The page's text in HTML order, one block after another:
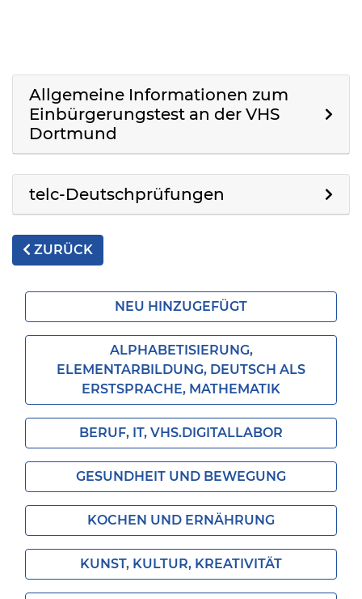
Allgemeine Informationen zum
Einbürgerungstest an der VHS
Dortmund
telc-Deutschprüfungen
ZURÜCK
NEU HINZUGEFÜGT
ALPHABETISIERUNG,
ELEMENTARBILDUNG, DEUTSCH ALS
ERSTSPRACHE, MATHEMATIK
BERUF, IT, VHS.DIGITALLABOR
GESUNDHEIT UND BEWEGUNG
KOCHEN UND ERNÄHRUNG
KUNST, KULTUR, KREATIVITÄT